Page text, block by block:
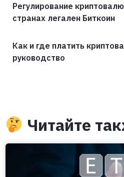
Регулирование
странах легален Биткоин
Как и где платить
руководство
Читайте